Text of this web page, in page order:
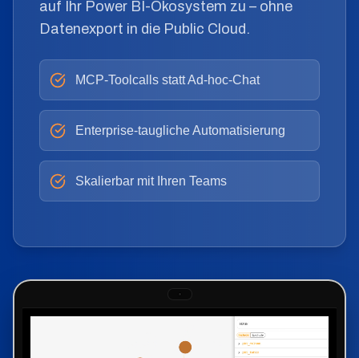
auf Ihr Power BI-Ökosystem zu – ohne
Datenexport in die Public Cloud.
MCP-Toolcalls statt Ad-hoc-Chat
Enterprise-taugliche Automatisierung
Skalierbar mit Ihren Teams